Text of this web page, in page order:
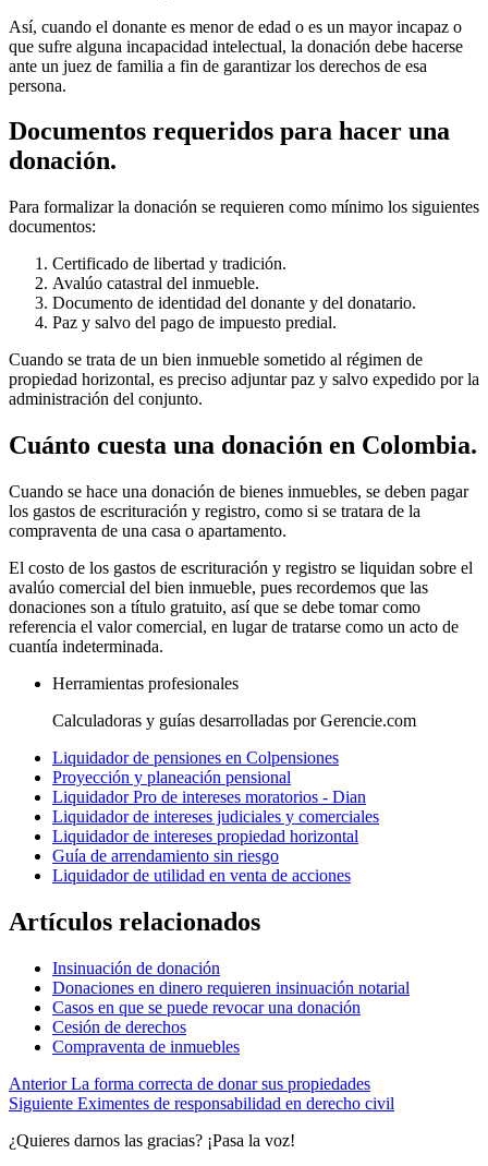
Así, cuando el donante es menor de edad o es un mayor incapaz o
que sufre alguna incapacidad intelectual, la donación debe hacerse
ante un juez de familia a fin de garantizar los derechos de esa
persona.
Documentos requeridos para hacer una
donación.
Para formalizar la donación se requieren como mínimo los siguientes
documentos:
Certificado de libertad y tradición.
Avalúo catastral del inmueble.
Documento de identidad del donante y del donatario.
Paz y salvo del pago de impuesto predial.
Cuando se trata de un bien inmueble sometido al régimen de
propiedad horizontal, es preciso adjuntar paz y salvo expedido por la
administración del conjunto.
Cuánto cuesta una donación en Colombia.
Cuando se hace una donación de bienes inmuebles, se deben pagar
los gastos de escrituración y registro, como si se tratara de la
compraventa de una casa o apartamento.
El costo de los gastos de escrituración y registro se liquidan sobre el
avalúo comercial del bien inmueble, pues recordemos que las
donaciones son a título gratuito, así que se debe tomar como
referencia el valor comercial, en lugar de tratarse como un acto de
cuantía indeterminada.
Herramientas profesionales
Calculadoras y guías desarrolladas por Gerencie.com
Liquidador de pensiones en Colpensiones
Proyección y planeación pensional
Liquidador Pro de intereses moratorios - Dian
Liquidador de intereses judiciales y comerciales
Liquidador de intereses propiedad horizontal
Guía de arrendamiento sin riesgo
Liquidador de utilidad en venta de acciones
Artículos relacionados
Insinuación de donación
Donaciones en dinero requieren insinuación notarial
Casos en que se puede revocar una donación
Cesión de derechos
Compraventa de inmuebles
Anterior La forma correcta de donar sus propiedades
Siguiente Eximentes de responsabilidad en derecho civil
¿Quieres darnos las gracias? ¡Pasa la voz!